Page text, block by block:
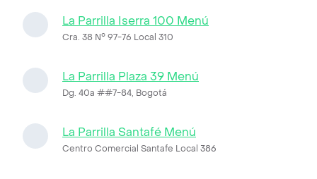
La Parrilla Iserra 100 Menú
Cra. 38 N° 97-76 Local 310
La Parrilla Plaza 39 Menú
Dg. 40a ##7-84, Bogotá
La Parrilla Santafé Menú
Centro Comercial Santafe Local 386